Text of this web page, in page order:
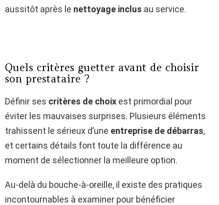
aussitôt après le nettoyage inclus au service.
Quels critères guetter avant de choisir
son prestataire ?
Définir ses critères de choix est primordial pour
éviter les mauvaises surprises. Plusieurs éléments
trahissent le sérieux d’une entreprise de débarras,
et certains détails font toute la différence au
moment de sélectionner la meilleure option.
Au-delà du bouche-à-oreille, il existe des pratiques
incontournables à examiner pour bénéficier